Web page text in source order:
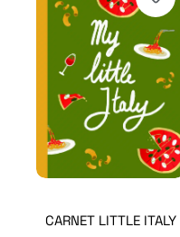
CARNET LITTLE ITALY